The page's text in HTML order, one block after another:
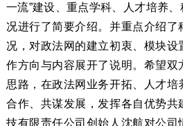
一流”建设、重点学科、人才培养
况进行了简要介绍。并重点介绍
况，对政法网的建立初衷、模块设
作方向与内容展开了说明。希望
思路，在政法网业务开拓、人才
合作、共谋发展，发挥各自优势
技有限责任公司创始人沈航对公